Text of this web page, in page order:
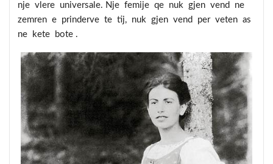
nje vlere universale. Nje femije qe nuk gjen vend ne
zemren e prinderve te tij, nuk gjen vend per veten as
ne kete bote .